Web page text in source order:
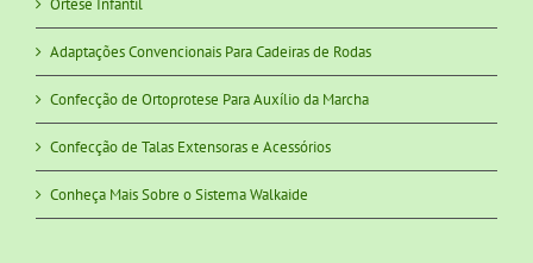
Órtese Infantil
Adaptações Convencionais Para Cadeiras de Rodas
Confecção de Ortoprotese Para Auxílio da Marcha
Confecção de Talas Extensoras e Acessórios
Conheça Mais Sobre o Sistema Walkaide